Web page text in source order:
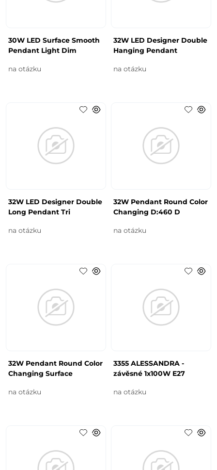
30W LED Surface Smooth
Pendant Light Dim
na otázku
32W LED Designer Double
Hanging Pendant
na otázku
32W LED Designer Double
Long Pendant Tri
na otázku
32W Pendant Round Color
Changing D:460 D
na otázku
32W Pendant Round Color
Changing Surface
na otázku
3355 ALESSANDRA -
závěsné 1x100W E27
na otázku